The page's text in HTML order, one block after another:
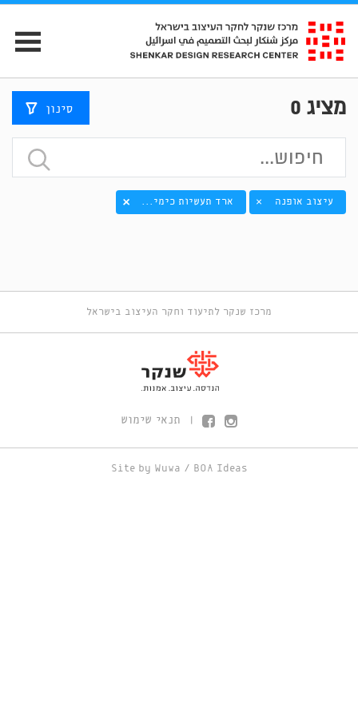
מציג 0 סינון
עיצוב אופנה × ארד תעשיות כימי...
מרכז שנקר לתיעוד וחקר העיצוב בישראל
תנאי שימוש
Site by Wuwa / BOA Ideas